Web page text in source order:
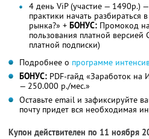
4 день ViP (участие — 1490р.)
практики начать разбираться
рынка?» + БОНУС: Промокод
пользования платной версией
платной подписки)
Подробнее о программе
БОНУС: PDF-гайд «Заработок на
— 250.000 р./мес.»
Оставьте email и зафиксируйте
почту придет вся необходимая
Купон действителен по 11 ноября